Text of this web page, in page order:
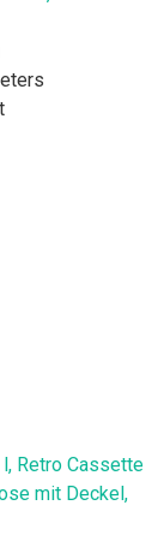
Retro Cassette
mit Deckel,